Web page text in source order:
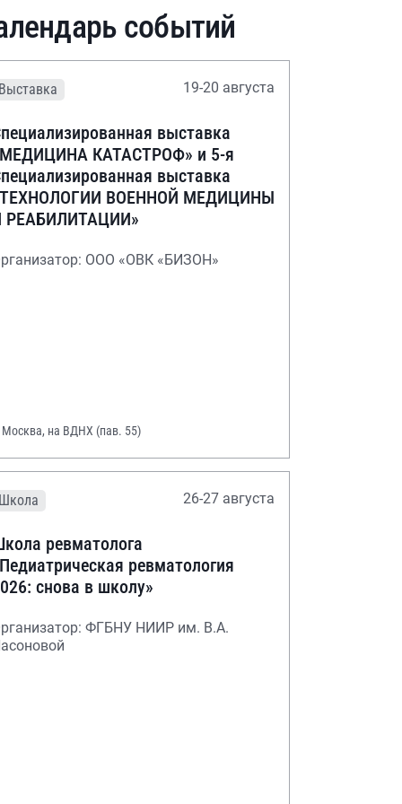
событий
Выставка 19-20 августа
выставка
КАТАСТРОФ» и 5-я
выставка
ВОЕННОЙ МЕДИЦИНЫ
РЕАБИЛИТАЦИИ»
ООО «ОВК «БИЗОН»
Москва, на ВДНХ (пав. 55)
Школа 26-27 августа
ревматолога
ревматология
снова в школу»
ФГБНУ НИИР им. В.А.